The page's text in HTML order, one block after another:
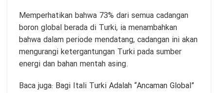
Memperhatikan bahwa 73% dari semua cadangan
boron global berada di Turki, ia menambahkan
bahwa dalam periode mendatang, cadangan ini akan
mengurangi ketergantungan Turki pada sumber
energi dan bahan mentah asing.
Baca juga: Bagi Itali Turki Adalah “Ancaman Global”